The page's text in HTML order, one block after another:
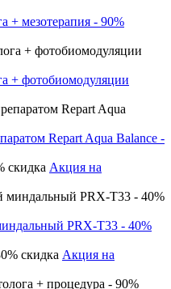
+ мезотерапия - 90%
+ фотобиомодуляции
Repart Aqua Balance -
Акция на
PRX-T33 - 40%
Акция на